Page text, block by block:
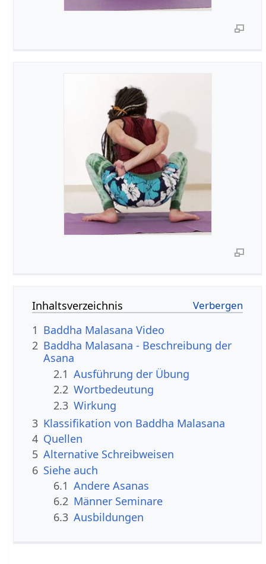
Inhaltsverzeichnis
1 Baddha Malasana Video
2 Baddha Malasana - Beschreibung der
Asana
2.1 Ausführung der Übung
2.2 Wortbedeutung
2.3 Wirkung
3 Klassifikation von Baddha Malasana
4 Quellen
5 Alternative Schreibweisen
6 Siehe auch
6.1 Andere Asanas
6.2 Männer Seminare
6.3 Ausbildungen